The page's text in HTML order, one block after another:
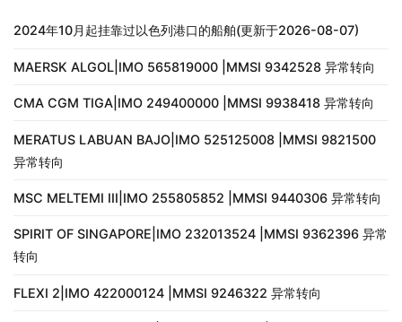
2024年10月起挂靠过以色列港口的船舶(更新于2026-08-07)
MAERSK ALGOL|IMO 565819000 |MMSI 9342528 异常转向
CMA CGM TIGA|IMO 249400000 |MMSI 9938418 异常转向
MERATUS LABUAN BAJO|IMO 525125008 |MMSI 9821500
异常转向
MSC MELTEMI III|IMO 255805852 |MMSI 9440306 异常转向
SPIRIT OF SINGAPORE|IMO 232013524 |MMSI 9362396 异常
转向
FLEXI 2|IMO 422000124 |MMSI 9246322 异常转向